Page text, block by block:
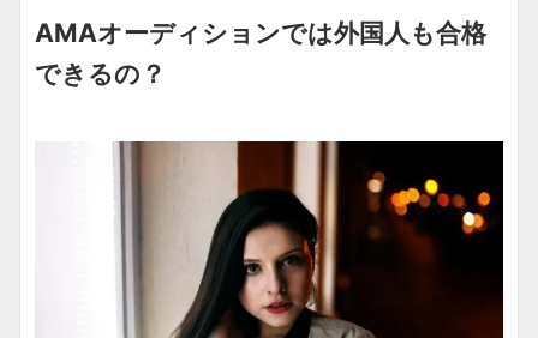
AMAオーディションでは外国人も合格
できるの？